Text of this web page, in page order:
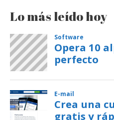
Lo más leído hoy